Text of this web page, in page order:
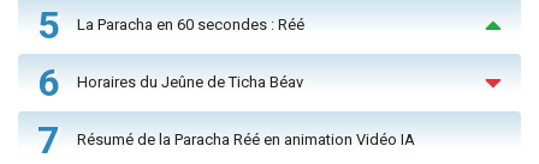
5 La Paracha en 60 secondes : Réé
6 Horaires du Jeûne de Ticha Béav
7 Résumé de la Paracha Réé en animation Vidéo IA